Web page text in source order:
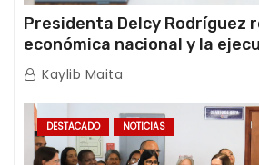
Presidenta Delcy Rodríguez
económica nacional y la
de emergencia post-sismos
Kaylib Maita
DESTACADO NOTICIAS